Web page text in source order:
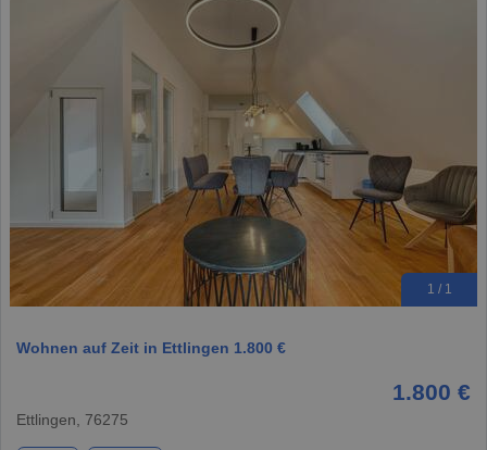
1 / 1
Wohnen auf Zeit in Ettlingen 1.800 €
1.800 €
Ettlingen, 76275